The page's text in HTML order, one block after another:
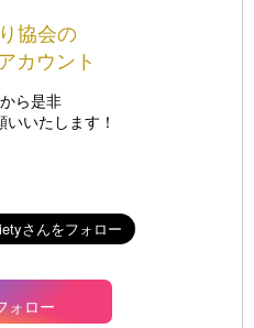
協会の
カウント
ら是非
いたします！
ォロー